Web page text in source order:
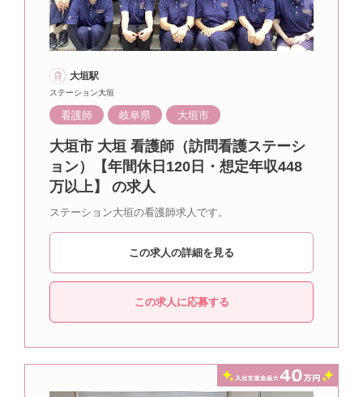
大垣駅
ステーション大垣
看護師 岐阜県 大垣市
大垣市 大垣 看護師（訪問看護ステーシ
ョン）【年間休日120日・想定年収448
万以上】 の求人
ステーション大垣の看護師求人です。
この求人の詳細を見る
この求人に応募する